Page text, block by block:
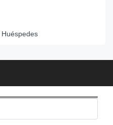
Huéspedes